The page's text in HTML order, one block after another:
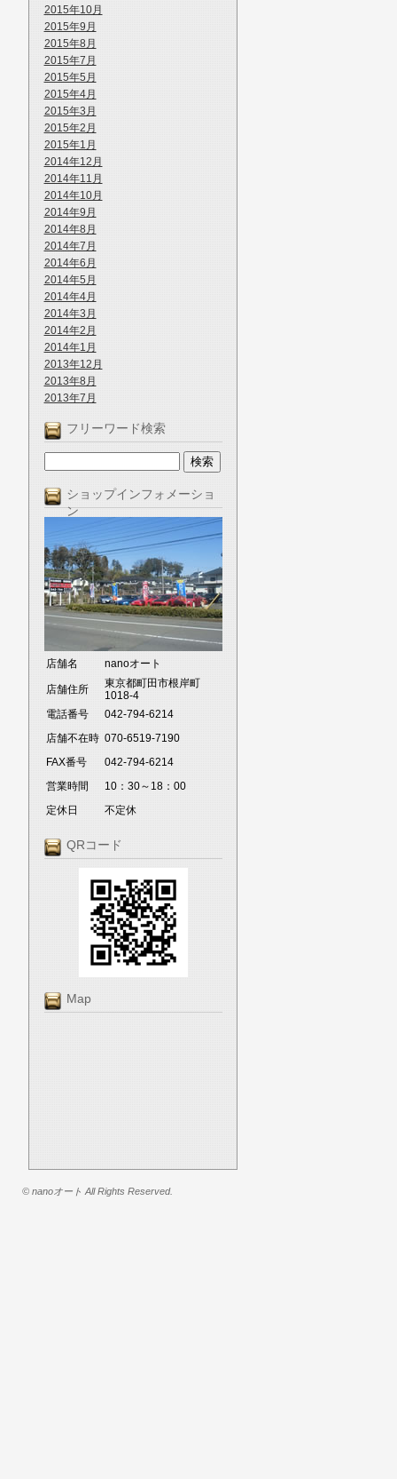
2015年10月
2015年9月
2015年8月
2015年7月
2015年5月
2015年4月
2015年3月
2015年2月
2015年1月
2014年12月
2014年11月
2014年10月
2014年9月
2014年8月
2014年7月
2014年6月
2014年5月
2014年4月
2014年3月
2014年2月
2014年1月
2013年12月
2013年8月
2013年7月
フリーワード検索
ショップインフォメーショ
ン
店舗名 nanoオート
店舗住所
東京都町田市根岸町
1018-4
電話番号
042-794-6214
店舗不在時 070-6519-7190
FAX番号
042-794-6214
営業時間
10：30～18：00
定休日
不定休
QRコード
Map
© nanoオート All Rights Reserved.